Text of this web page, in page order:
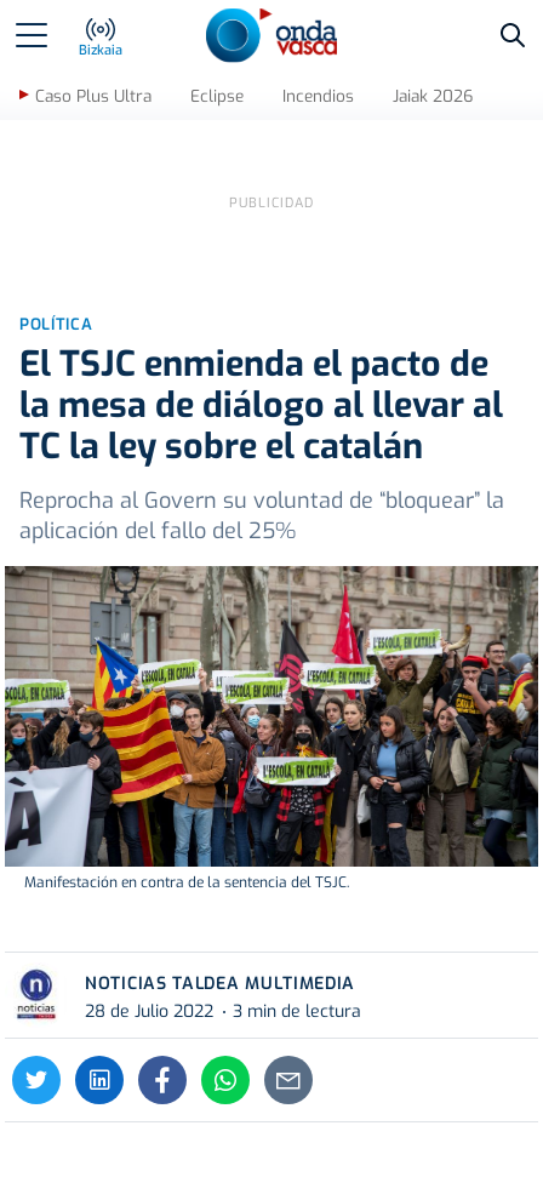
Bizkaia
Caso Plus Ultra Eclipse Incendios Jaiak 2026
POLÍTICA
El TSJC enmienda el pacto de
la mesa de diálogo al llevar al
TC la ley sobre el catalán
Reprocha al Govern su voluntad de “bloquear” la
aplicación del fallo del 25%
Manifestación en contra de la sentencia del TSJC.
NOTICIAS TALDEA MULTIMEDIA
28 de Julio 2022
3 min de lectura